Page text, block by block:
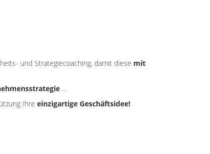
und Strategiecoaching, damit diese mit
...
Ihre einzigartige Geschäftsidee!